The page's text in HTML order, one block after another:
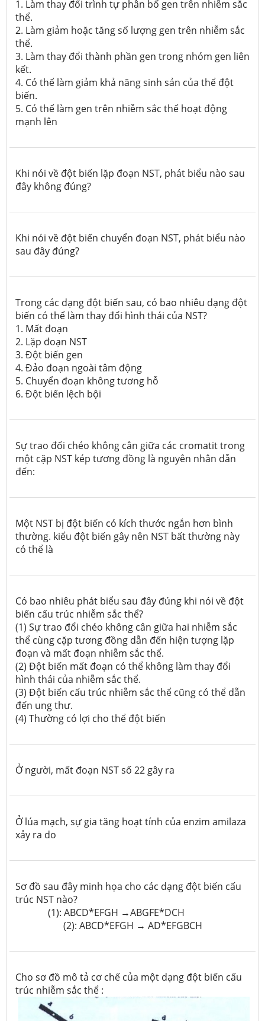
1. Làm thay đổi trình tự phân bố gen trên nhiễm sắc
thể.
2. Làm giảm hoặc tăng số lượng gen trên nhiễm sắc
thể.
3. Làm thay đổi thành phần gen trong nhóm gen liên
kết.
4. Có thể làm giảm khả năng sinh sản của thể đột
biến.
5. Có thể làm gen trên nhiễm sắc thể hoạt động
mạnh lên
Khi nói về đột biến lặp đoạn NST, phát biểu nào sau
đây không đúng?
Khi nói về đột biến chuyển đoạn NST, phát biểu nào
sau đây đúng?
Trong các dạng đột biến sau, có bao nhiêu dạng đột
biến có thể làm thay đổi hình thái của NST?
1. Mất đoạn
2. Lặp đoạn NST
3. Đột biến gen
4. Đảo đoạn ngoài tâm động
5. Chuyển đoạn không tương hỗ
6. Đột biến lệch bội
Sự trao đổi chéo không cân giữa các cromatit trong
một cặp NST kép tương đồng là nguyên nhân dẫn
đến:
Một NST bị đột biến có kích thước ngắn hơn bình
thường. kiểu đột biến gây nên NST bất thường này
có thể là
Có bao nhiêu phát biểu sau đây đúng khi nói về đột
biến cấu trúc nhiễm sắc thể?
(1) Sự trao đổi chéo không cân giữa hai nhiễm sắc
thể cùng cặp tương đồng dẫn đến hiện tượng lặp
đoạn và mất đoạn nhiễm sắc thể.
(2) Đột biến mất đoạn có thể không làm thay đổi
hình thái của nhiễm sắc thể.
(3) Đột biến cấu trúc nhiễm sắc thể cũng có thể dẫn
đến ung thư.
(4) Thường có lợi cho thể đột biến
Ở người, mất đoạn NST số 22 gây ra
Ở lúa mạch, sự gia tăng hoạt tính của enzim amilaza
xảy ra do
Sơ đồ sau đây minh họa cho các dạng đột biến cấu
trúc NST nào?
(1): ABCD*EFGH →ABGFE*DCH
(2): ABCD*EFGH → AD*EFGBCH
Cho sơ đồ mô tả cơ chế của một dạng đột biến cấu
trúc nhiễm sắc thể :